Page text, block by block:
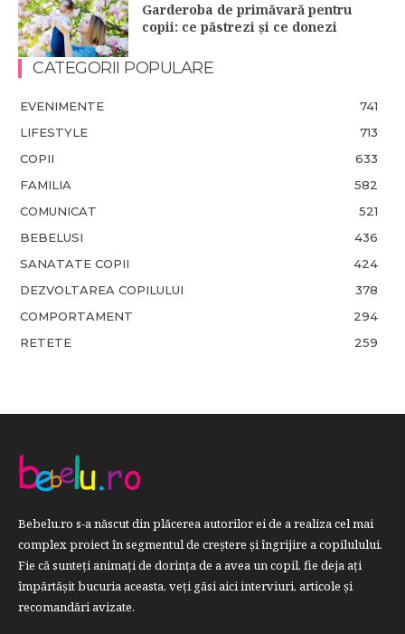
Garderoba de primăvară pentru
copii: ce păstrezi și ce donezi
CATEGORII POPULARE
EVENIMENTE
741
LIFESTYLE
713
COPII
633
FAMILIA
582
COMUNICAT
521
BEBELUSI
436
SANATATE COPII
424
DEZVOLTAREA COPILULUI
378
COMPORTAMENT
294
RETETE
259
Bebelu.ro s-a născut din plăcerea autorilor ei de a realiza cel mai
complex proiect în segmentul de creştere şi îngrijire a copilulului.
Fie că sunteţi animaţi de dorinţa de a avea un copil, fie deja aţi
împărtăşit bucuria aceasta, veți găsi aici interviuri, articole şi
recomandări avizate.